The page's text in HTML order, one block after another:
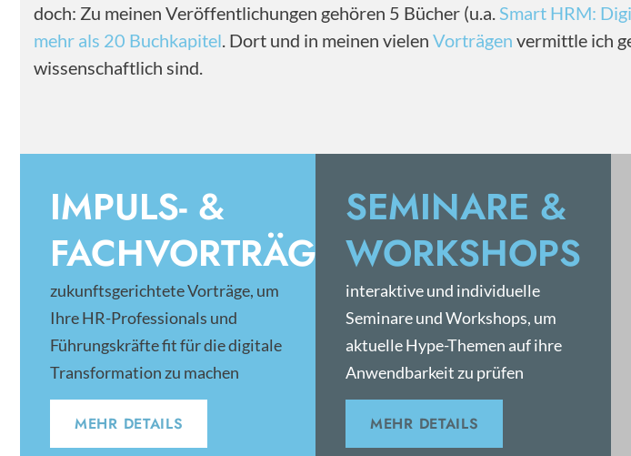
doch: Zu meinen Veröffentlichungen gehören 5 Bücher (u.a.Smart HRM:
mehr als 20 Buchkapitel. Dort und in meinen vielen Vorträgen vermittle ich
wissenschaftlich sind.
IMPULS- &
FACHVORTRÄGE
zukunftsgerichtete Vorträge, um
Ihre HR-Professionals und
Führungskräfte fit für die digitale
Transformation zu machen
MEHR DETAILS
SEMINARE &
WORKSHOPS
interaktive und individuelle
Seminare und Workshops, um
aktuelle Hype-Themen auf ihre
Anwendbarkeit zu prüfen
MEHR DETAILS